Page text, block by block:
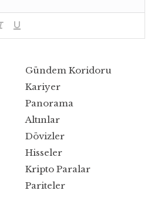
Gündem Koridoru
Kariyer
Panorama
Altınlar
Dövizler
Hisseler
Kripto Paralar
Pariteler